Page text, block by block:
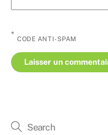
CODE ANTI-SPAM
*